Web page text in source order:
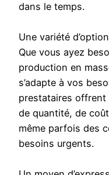
dans le temps.
Une variété
Que vous ayez
production en
s’adapte à vos
prestataires offrent
de quantité, de
même parfois des
besoins urgents.